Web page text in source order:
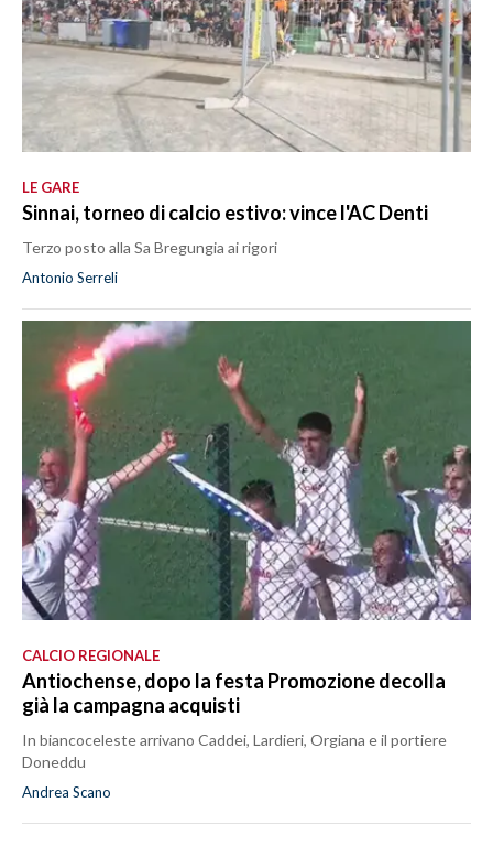
LE GARE
Sinnai, torneo di calcio estivo: vince l'AC Denti
Terzo posto alla Sa Bregungia ai rigori
Antonio Serreli
CALCIO REGIONALE
Antiochense, dopo la festa Promozione decolla
già la campagna acquisti
In biancoceleste arrivano Caddei, Lardieri, Orgiana e il portiere
Doneddu
Andrea Scano